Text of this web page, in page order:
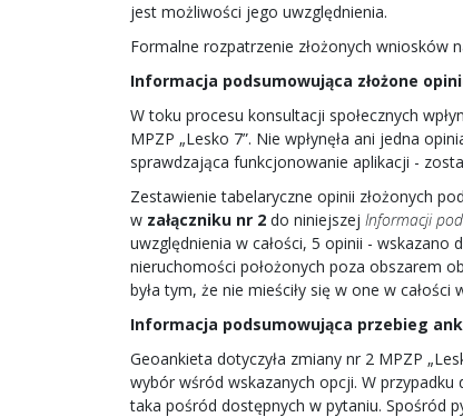
jest możliwości jego uwzględnienia.
Formalne rozpatrzenie złożonych wniosków
Informacja podsumowująca złożone
W toku procesu konsultacji społecznych
MPZP „Lesko 7”. Nie wpłynęła ani jedna
sprawdzająca funkcjonowanie aplikacji -
Zestawienie tabelaryczne opinii złożonych
w załączniku nr 2 do niniejszej Informacji
uwzględnienia w całości, 5 opinii - wskazano
nieruchomości położonych poza obszarem
była tym, że nie mieściły się w one w
Informacja podsumowująca przebieg
Geoankieta dotyczyła zmiany nr 2 MPZP
wybór wśród wskazanych opcji. W
taka pośród dostępnych w pytaniu. Spośród